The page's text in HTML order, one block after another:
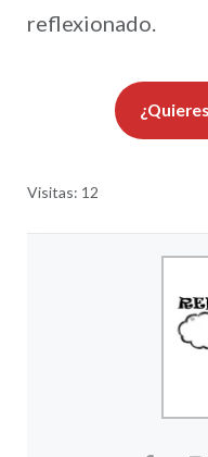
reflexionado.
Visitas: 12